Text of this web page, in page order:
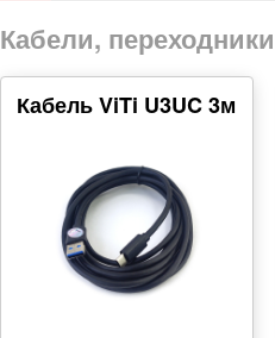
Кабели,
Кабель ViTi U3UC 3м